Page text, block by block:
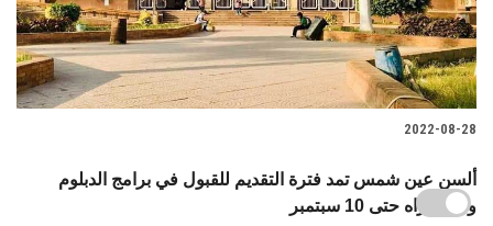
2022-08-28
ألسن عين شمس تمد فترة التقديم للقبول في برامج الدبلوم
والدكتوراه حتى 10 سبتمبر